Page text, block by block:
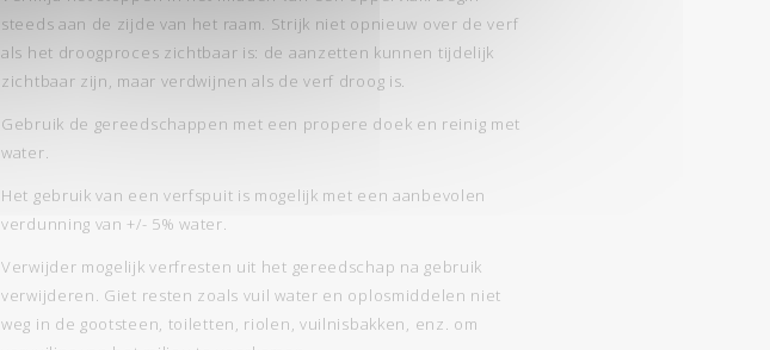
steeds aan de zijde van het raam. Strijk niet opnieuw over de verf
als het droogproces zichtbaar is: de aanzetten kunnen tijdelijk
zichtbaar zijn, maar verdwijnen als de verf droog is.
Gebruik de gereedschappen met een propere doek en reinig met
water.
Het gebruik van een verfspuit is mogelijk met een aanbevolen
verdunning van +/- 5% water.
Verwijder mogelijk verfresten uit het gereedschap na gebruik
verwijderen. Giet resten zoals vuil water en oplosmiddelen niet
weg in de gootsteen, toiletten, riolen, vuilnisbakken, enz. om